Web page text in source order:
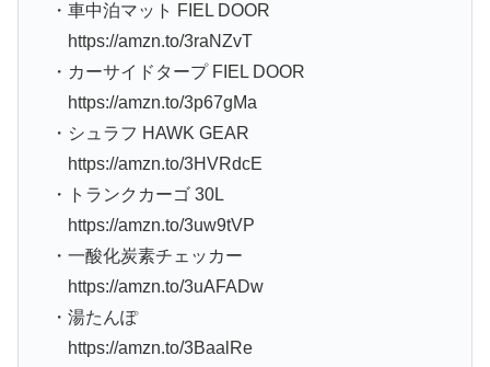
・車中泊マット FIEL DOOR
https://amzn.to/3raNZvT
・カーサイドタープ FIEL DOOR
https://amzn.to/3p67gMa
・シュラフ HAWK GEAR
https://amzn.to/3HVRdcE
・トランクカーゴ 30L
https://amzn.to/3uw9tVP
・一酸化炭素チェッカー
https://amzn.to/3uAFADw
・湯たんぽ
https://amzn.to/3BaalRe